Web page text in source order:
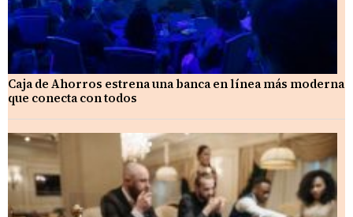
Caja de Ahorros estrena una banca en línea más moderna
que conecta con todos